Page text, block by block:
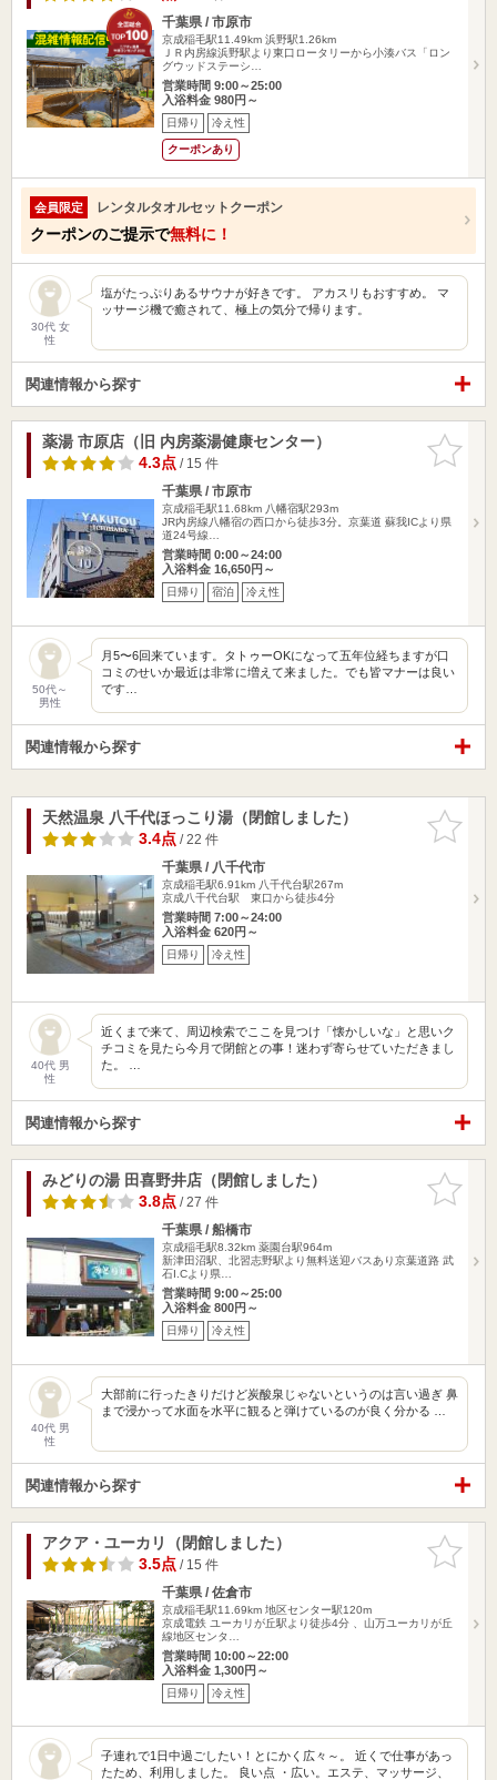
千葉県 / 市原市
京成稲毛駅11.49km 浜野駅1.26km
ＪＲ内房線浜野駅より東口ロータリーから小湊バス「ロン
グウッドステーシ…
営業時間 9:00～25:00
入浴料金 980円～
日帰り 冷え性
クーポンあり
会員限定 レンタルタオルセットクーポン
クーポンのご提示で無料に！
30代 女
性
塩がたっぷりあるサウナが好きです。 アカスリもおすすめ。 マ
ッサージ機で癒されて、極上の気分で帰ります。
関連情報から探す
お気に入
りに追加
薬湯 市原店（旧 内房薬湯健康センター）
4.3点/ 15 件
千葉県 / 市原市
京成稲毛駅11.68km 八幡宿駅293m
JR内房線八幡宿の西口から徒歩3分。京葉道 蘇我ICより県
道24号線…
営業時間 0:00～24:00
入浴料金 16,650円～
日帰り 宿泊 冷え性
50代～
男性
月5〜6回来ています。タトゥーOKになって五年位経ちますが口
コミのせいか最近は非常に増えて来ました。でも皆マナーは良い
です…
関連情報から探す
お気に入
りに追加
天然温泉 八千代ほっこり湯（閉館しました）
3.4点/ 22 件
千葉県 / 八千代市
京成稲毛駅6.91km 八千代台駅267m
京成八千代台駅 東口から徒歩4分
営業時間 7:00～24:00
入浴料金 620円～
日帰り 冷え性
40代 男
性
近くまで来て、周辺検索でここを見つけ「懐かしいな」と思いク
チコミを見たら今月で閉館との事！迷わず寄らせていただきまし
た。 …
関連情報から探す
お気に入
りに追加
みどりの湯 田喜野井店（閉館しました）
3.8点/ 27 件
千葉県 / 船橋市
京成稲毛駅8.32km 薬園台駅964m
新津田沼駅、北習志野駅より無料送迎バスあり京葉道路 武
石I.Cより県…
営業時間 9:00～25:00
入浴料金 800円～
日帰り 冷え性
40代 男
性
大部前に行ったきりだけど炭酸泉じゃないというのは言い過ぎ 鼻
まで浸かって水面を水平に観ると弾けているのが良く分かる …
関連情報から探す
お気に入
りに追加
アクア・ユーカリ（閉館しました）
3.5点/ 15 件
千葉県 / 佐倉市
京成稲毛駅11.69km 地区センター駅120m
京成電鉄 ユーカリが丘駅より徒歩4分 、山万ユーカリが丘
線地区センタ…
営業時間 10:00～22:00
入浴料金 1,300円～
日帰り 冷え性
子連れで1日中過ごしたい！とにかく広々～。 近くで仕事があっ
たため、利用しました。 良い点 ・広い。エステ、マッサージ、